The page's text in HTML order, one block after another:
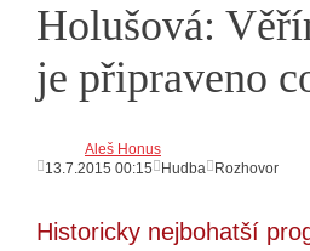
Holušová:
je připraveno
Aleš Honus
13.7.2015 00:15
Hudba Rozhovor
Historicky nejbohatší